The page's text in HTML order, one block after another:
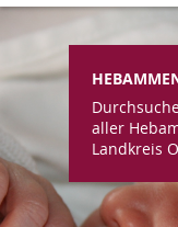
aller
Landkreis